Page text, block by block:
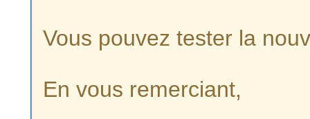
Vous pouvez tester la
En vous remerciant,